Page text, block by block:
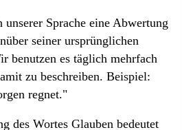
Sprache eine Abwertung
seiner ursprünglichen
benutzen es täglich mehrfach
zu beschreiben. Beispiel:
regnet."
des Wortes Glauben bedeutet